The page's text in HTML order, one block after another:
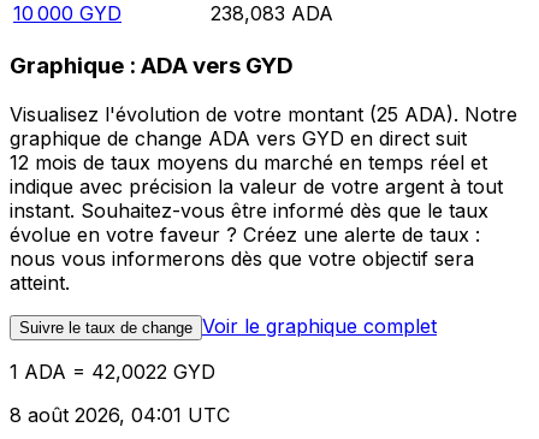
10 000 GYD 238,083 ADA
Graphique : ADA vers GYD
Visualisez l'évolution de votre montant (25 ADA). Notre
graphique de change ADA vers GYD en direct suit
12 mois de taux moyens du marché en temps réel et
indique avec précision la valeur de votre argent à tout
instant. Souhaitez-vous être informé dès que le taux
évolue en votre faveur ? Créez une alerte de taux :
nous vous informerons dès que votre objectif sera
atteint.
Suivre le taux de change Voir le graphique complet
1 ADA = 42,0022 GYD
8 août 2026, 04:01 UTC